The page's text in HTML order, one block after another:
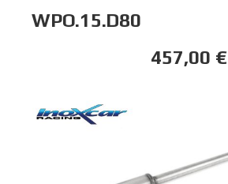
WPO.15.D80
457,00 €